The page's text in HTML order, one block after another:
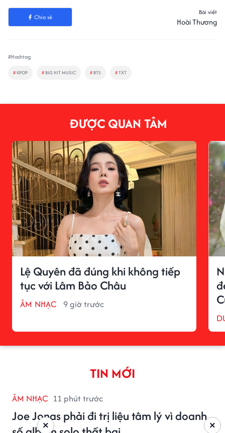
Chia sẻ
Bài viết
Hoài Thương
#Hashtag
# KPOP # BIG HIT MUSIC # BTS #TXT
ĐƯỢC QUAN TÂM
Lệ Quyên đã đúng khi không tiếp
tục với Lâm Bảo Châu
ÂM NHẠC 9 giờ trước
TIN MỚI
ÂM NHẠC 11 phút trước
Joe Jonas phải đi trị liệu tâm lý vì doanh
×
×